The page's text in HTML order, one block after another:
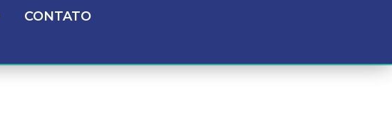
CONTATO